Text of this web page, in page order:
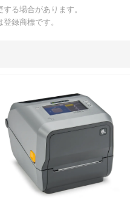
る場合があります。
録商標です。